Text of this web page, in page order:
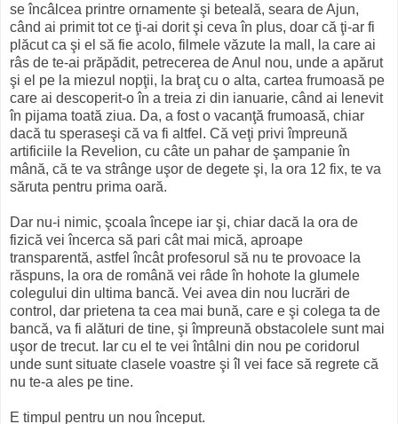
se încâlcea printre ornamente şi beteală, seara de Ajun,
când ai primit tot ce ţi-ai dorit şi ceva în plus, doar că ţi-ar fi
plăcut ca şi el să fie acolo, filmele văzute la mall, la care ai
râs de te-ai prăpădit, petrecerea de Anul nou, unde a apărut
şi el pe la miezul nopţii, la braţ cu o alta, cartea frumoasă pe
care ai descoperit-o în a treia zi din ianuarie, când ai lenevit
în pijama toată ziua. Da, a fost o vacanţă frumoasă, chiar
dacă tu speraseşi că va fi altfel. Că veţi privi împreună
artificiile la Revelion, cu câte un pahar de şampanie în
mână, că te va strânge uşor de degete şi, la ora 12 fix, te va
săruta pentru prima oară.
Dar nu-i nimic, şcoala începe iar şi, chiar dacă la ora de
fizică vei încerca să pari cât mai mică, aproape
transparentă, astfel încât profesorul să nu te provoace la
răspuns, la ora de română vei râde în hohote la glumele
colegului din ultima bancă. Vei avea din nou lucrări de
control, dar prietena ta cea mai bună, care e şi colega ta de
bancă, va fi alături de tine, şi împreună obstacolele sunt mai
uşor de trecut. Iar cu el te vei întâlni din nou pe coridorul
unde sunt situate clasele voastre şi îl vei face să regrete că
nu te-a ales pe tine.
E timpul pentru un nou început.